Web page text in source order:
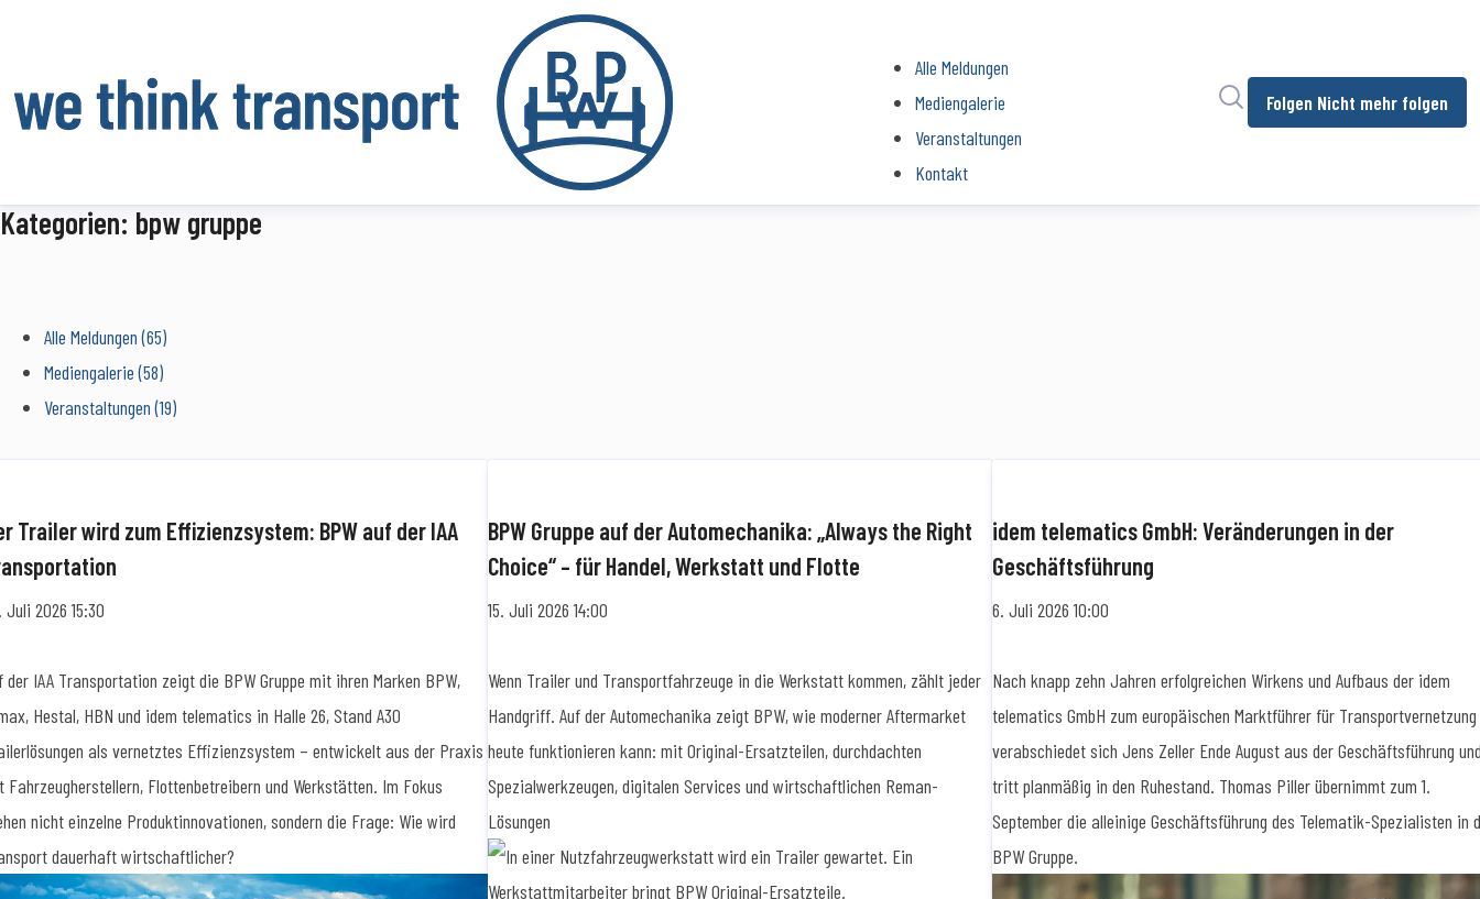
Alle Meldungen
Mediengalerie
Veranstaltungen
Kontakt
Folgen Nicht mehr folgen
Kategorien: bpw gruppe
Alle Meldungen (65)
Mediengalerie (58)
Veranstaltungen (19)
Trailer wird zum Effizienzsystem: BPW auf der IAA
Juli 2026 15:30
der IAA Transportation zeigt die BPW Gruppe mit ihren Marken BPW,
Hestal, HBN und idem telematics in Halle 26, Stand A30
als vernetztes Effizienzsystem – entwickelt aus der Praxis
Fahrzeugherstellern, Flottenbetreibern und Werkstätten. Im Fokus
nicht einzelne Produktinnovationen, sondern die Frage: Wie wird
dauerhaft wirtschaftlicher?
BPW Gruppe auf der Automechanika: „Always the Right
Choice“ – für Handel, Werkstatt und Flotte
15. Juli 2026 14:00
Wenn Trailer und Transportfahrzeuge in die Werkstatt kommen, zählt jeder
Handgriff. Auf der Automechanika zeigt BPW, wie moderner Aftermarket
heute funktionieren kann: mit Original-Ersatzteilen, durchdachten
Spezialwerkzeugen, digitalen Services und wirtschaftlichen Reman-
Lösungen
idem telematics GmbH: Veränderungen in der
Geschäftsführung
6. Juli 2026 10:00
Nach knapp zehn Jahren erfolgreichen Wirkens und Aufbaus der idem
telematics GmbH zum europäischen Marktführer für Transportvernetzung
verabschiedet sich Jens Zeller Ende August aus der Geschäftsführung
tritt planmäßig in den Ruhestand. Thomas Piller übernimmt zum 1.
September die alleinige Geschäftsführung des Telematik-Spezialisten in
BPW Gruppe.